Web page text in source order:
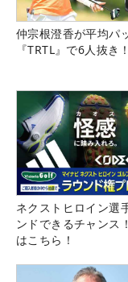
仲宗根澄香が平均パ
『TRTL』で6人抜き！
ネクストヒロイン選
ンドできるチャンス
はこちら！